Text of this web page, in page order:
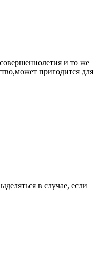
и то же
пригодится для
в случае, если